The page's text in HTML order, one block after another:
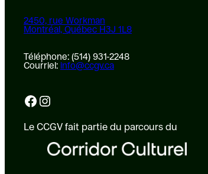
2450, rue Workman
Montréal, Québec H3J 1L8
Téléphone: (514) 931-2248
Courriel: info@ccgv.ca
Facebook Instagram
Le CCGV fait partie du parcours du